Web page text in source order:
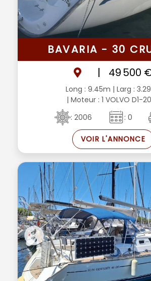
BAVARIA - 30
|
49 500
Long : 9.45m | Larg :
| Moteur : 1 VOLVO D1-20
: 2006
: 0
VOIR L'ANNONCE